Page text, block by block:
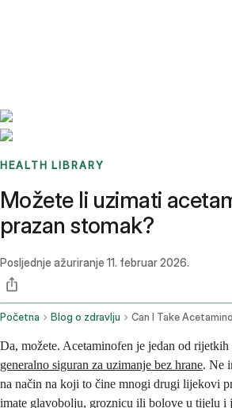
HEALTH LIBRARY
Možete li uzimati
prazan stomak?
Posljednje ažuriranje 11. februar 2026.
Početna Blog o zdravlju
Da, možete. Acetaminofen je jedan od
generalno siguran za uzimanje bez hrane. Ne
na način na koji to čine mnogi drugi lijekovi
imate glavobolju, groznicu ili bolove u tijelu i